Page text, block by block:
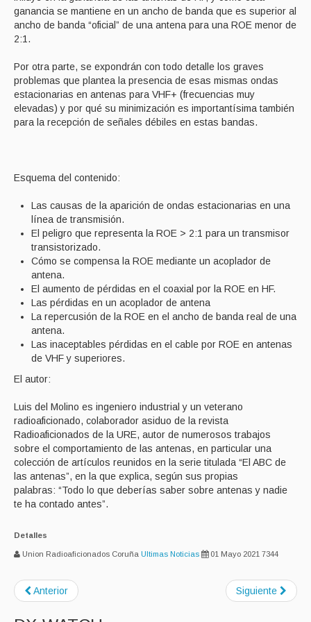
ganancia se mantiene en un ancho de banda que es superior al
ancho de banda “oficial” de una antena para una ROE menor de
2:1.
Por otra parte, se expondrán con todo detalle los graves
problemas que plantea la presencia de esas mismas ondas
estacionarias en antenas para VHF+ (frecuencias muy
elevadas) y por qué su minimización es importantísima también
para la recepción de señales débiles en estas bandas.
Esquema del contenido:
Las causas de la aparición de ondas estacionarias en una
línea de transmisión.
El peligro que representa la ROE > 2:1 para un transmisor
transistorizado.
Cómo se compensa la ROE mediante un acoplador de
antena.
El aumento de pérdidas en el coaxial por la ROE en HF.
Las pérdidas en un acoplador de antena
La repercusión de la ROE en el ancho de banda real de una
antena.
Las inaceptables pérdidas en el cable por ROE en antenas
de VHF y superiores.
El autor:
Luis del Molino es ingeniero industrial y un veterano
radioaficionado, colaborador asiduo de la revista
Radioaficionados de la URE, autor de numerosos trabajos
sobre el comportamiento de las antenas, en particular una
colección de artículos reunidos en la serie titulada “El ABC de
las antenas”, en la que explica, según sus propias
palabras: “Todo lo que deberías saber sobre antenas y nadie
te ha contado antes”.
Detalles
Union Radioaficionados Coruña Ultimas Noticias 01 Mayo 2021 7344
Anterior Siguiente